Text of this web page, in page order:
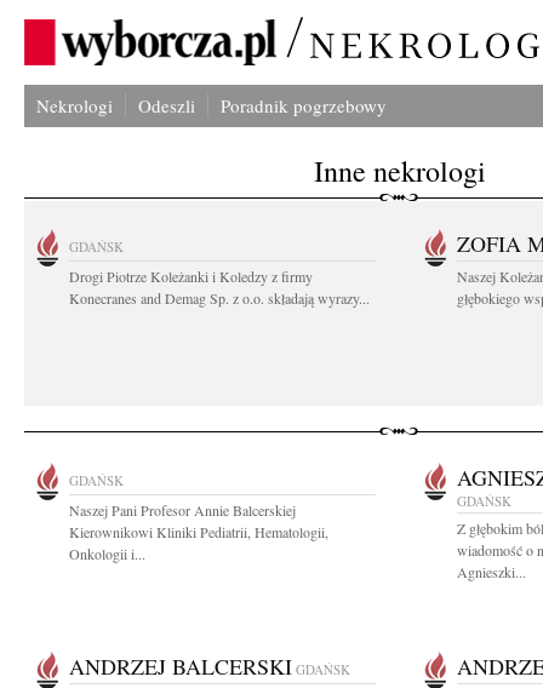
Nekrologi Odeszli Poradnik pogrzebowy
Inne nekrologi
GDAŃSK
Drogi Piotrze Koleżanki i Koledzy z firmy
Konecranes and Demag Sp. z o.o. składają wyrazy...
ZOFIA
Naszej
głębokiego
GDAŃSK
Naszej Pani Profesor Annie Balcerskiej
Kierownikowi Kliniki Pediatrii, Hematologii,
Onkologii i...
GDAŃSK
Z głębokim
wiadomość o
Agnieszki...
ANDRZEJ BALCERSKI GDAŃSK